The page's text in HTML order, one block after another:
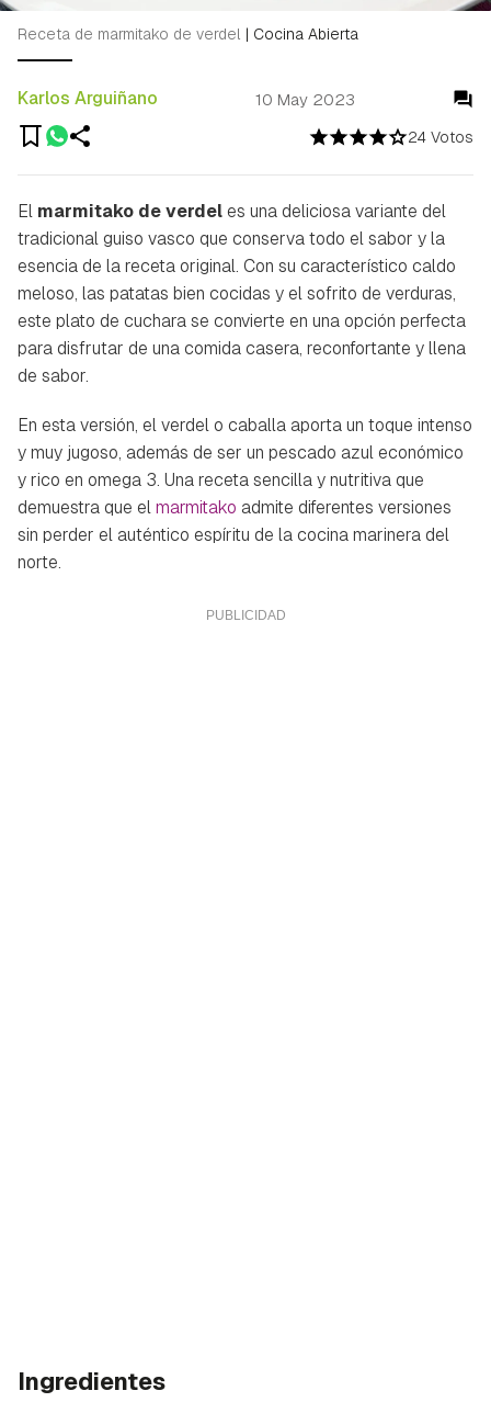
24 Votos
Karlos Arguiñano 10 May 2023
Receta de marmitako de verdel | Cocina Abierta
El marmitako de verdeles una deliciosa variante del
tradicional guiso vasco que conserva todo el sabor y la
esencia de la receta original. Con su característico caldo
meloso, las patatas bien cocidas y el sofrito de verduras,
este plato de cuchara se convierte en una opción perfecta
para disfrutar de una comida casera, reconfortante y llena
de sabor.
En esta versión, el verdel o caballa aporta un toque intenso
y muy jugoso, además de ser un pescado azul económico
y rico en omega 3. Una receta sencilla y nutritiva que
demuestra que elmarmitako admite diferentes versiones
sin perder el auténtico espíritu de la cocina marinera del
norte.
Ingredientes